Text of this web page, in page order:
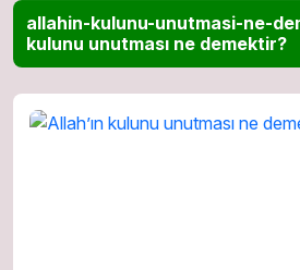
allahin-kulunu-unutmasi-ne-
kulunu unutması ne demektir?